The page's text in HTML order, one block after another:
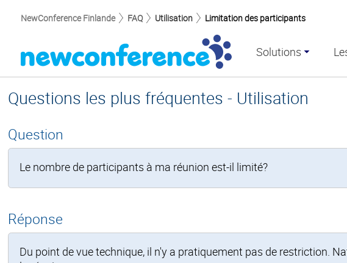
Questions les plus fréquentes - Utilisation
Question
Le nombre de participants à ma réunion est-il limité?
Réponse
Du point de vue technique, il n'y a pratiquement pas de restriction.
NewConference Finlande FAQ Utilisation Limitation des participants
Solutions